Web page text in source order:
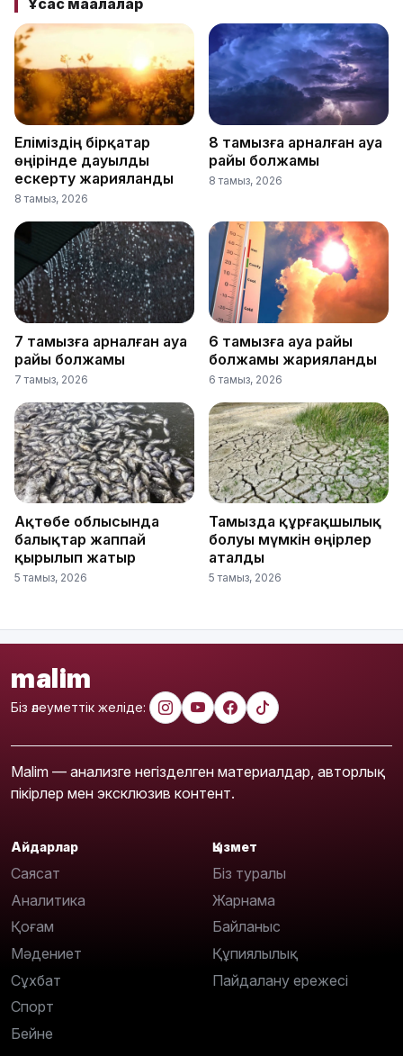
Ұқсас мақалалар
Еліміздің бірқатар
өңірінде дауылды
ескерту жарияланды
8 тамыз, 2026
8 тамызға арналған ауа
райы болжамы
8 тамыз, 2026
7 тамызға арналған ауа
райы болжамы
7 тамыз, 2026
6 тамызға ауа райы
болжамы жарияланды
6 тамыз, 2026
Ақтөбе облысында
балықтар жаппай
қырылып жатыр
5 тамыз, 2026
Тамызда құрғақшылық
болуы мүмкін өңірлер
аталды
5 тамыз, 2026
malim
Біз әлеуметтік желіде:
Malim — анализге негізделген материалдар, авторлық
пікірлер мен эксклюзив контент.
Айдарлар
Саясат
Аналитика
Қоғам
Мәдениет
Сұхбат
Спорт
Бейне
Қызмет
Біз туралы
Жарнама
Байланыс
Құпиялылық
Пайдалану ережесі